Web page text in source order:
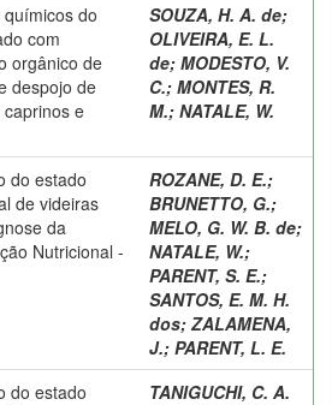
do
com
orgânico de
despojo de
e
SOUZA, H. A. de;
OLIVEIRA, E. L.
de; MODESTO, V.
C.; MONTES, R.
M.; NATALE, W.
do estado
de videiras
da
Nutricional -
ROZANE, D. E.;
BRUNETTO, G.;
MELO, G. W. B. de;
NATALE, W.;
PARENT, S. E.;
SANTOS, E. M. H.
dos; ZALAMENA,
J.; PARENT, L. E.
do estado
TANIGUCHI, C. A.